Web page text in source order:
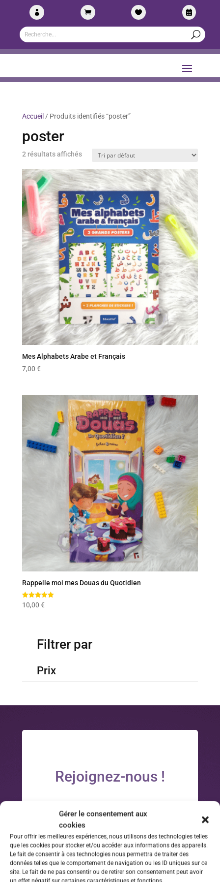
Gérer le consentement aux
cookies
Pour offrir les meilleures expériences, nous utilisons des technologies telles
que les cookies pour stocker et/ou accéder aux informations des appareils.
Le fait de consentir à ces technologies nous permettra de traiter des
données telles que le comportement de navigation ou les ID uniques sur ce
site. Le fait de ne pas consentir ou de retirer son consentement peut avoir
un effet négatif sur certaines caractéristiques et fonctions.
   
Accueil / Produits identifiés “poster”
poster
2 résultats affichés
Mes Alphabets Arabe et Français
7,00 €
Rappelle moi mes Douas du Quotidien
Note
5.00
10,00 €
Filtrer par
Prix
Rejoignez-nous !
Soyez informés des nouveautés et
des bons plans en vous inscrivant à la
newsletter et…
PROFITEZ DE